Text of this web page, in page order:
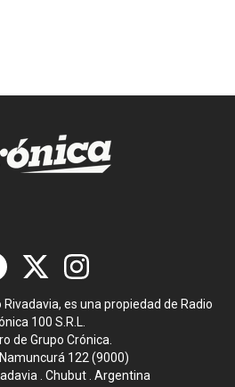
es una propiedad de Radio
100 S.R.L.
de Grupo Crónica.
122 (9000)
. Chubut . Argentina